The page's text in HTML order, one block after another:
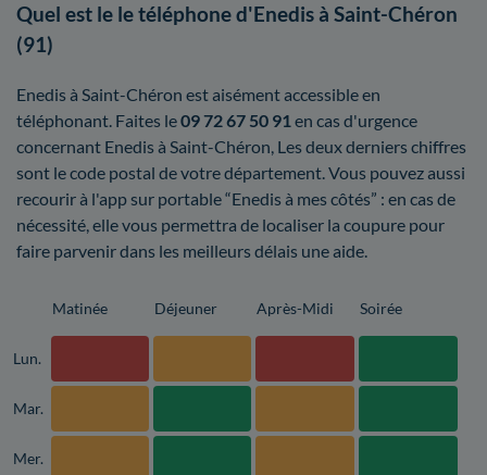
Quel est le le téléphone d'Enedis à Saint-Chéron
(91)
Enedis à Saint-Chéron est aisément accessible en
téléphonant. Faites le09 72 67 50 91 en cas d'urgence
concernant Enedis à Saint-Chéron, Les deux derniers chiffres
sont le code postal de votre département. Vous pouvez aussi
recourir à l'app sur portable “Enedis à mes côtés” : en cas de
nécessité, elle vous permettra de localiser la coupure pour
faire parvenir dans les meilleurs délais une aide.
Matinée Déjeuner Après-Midi Soirée
Lun.
Mar.
Mer.